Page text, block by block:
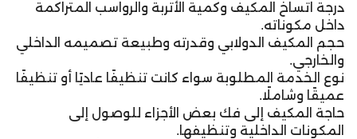
درجة اتساخ المكيف وكمية الأتربة والرواسب المتراكمة
داخل مكوناته.
حجم المكيف الدولابي وقدرته وطبيعة تصميمه الداخلي
والخارجي.
نوع الخدمة المطلوبة سواء كانت تنظيفًا عاديًا أو تنظيفًا
عميقًا وشاملًا.
حاجة المكيف إلى فك بعض الأجزاء للوصول إلى
المكونات الداخلية وتنظيفها.